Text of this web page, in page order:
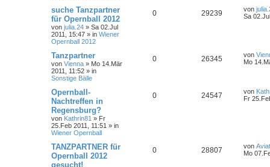
suche Tanzpartner
für Opernball 2012
von julia.24 » Sa 02.Jul
2011, 15:47 » in Wiener
Opernball 2012
0 29239 von
Sa
Tanzpartner
von Vienna » Mo 14.Mär
2011, 11:52 » in
Sonstige Bälle
0 26345 von
Mo
Opernball-
Nachtreffen in
Regensburg?
von Kathrin81 » Fr
25.Feb 2011, 11:51 » in
Wiener Opernball
0 24547 von
Fr
TANZPARTNER für
Opernball 2012
gesucht!
0 28807 von
Mo